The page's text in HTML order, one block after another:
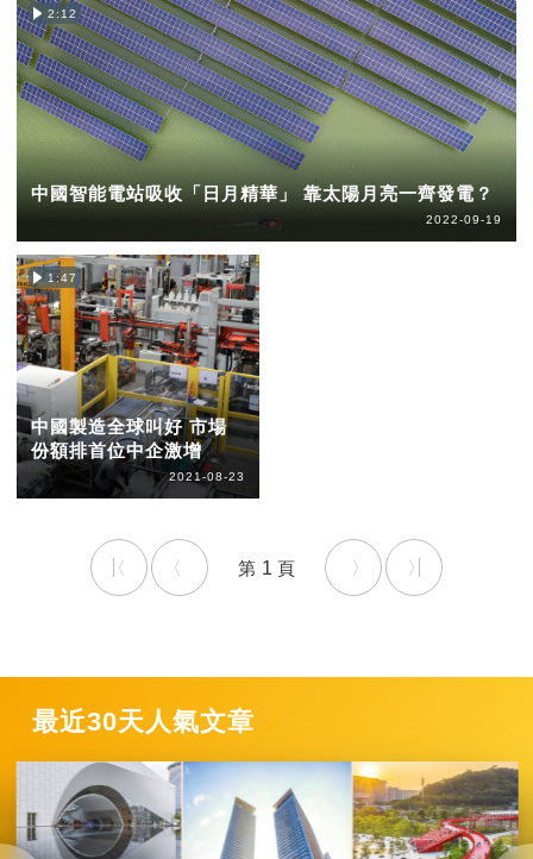
2:12
中國智能電站吸收「日月精華」 靠太陽月亮一齊發電？
2022-09-19
1:47
中國製造全球叫好 市場
份額排首位中企激增
2021-08-23
1
最近30天人氣文章